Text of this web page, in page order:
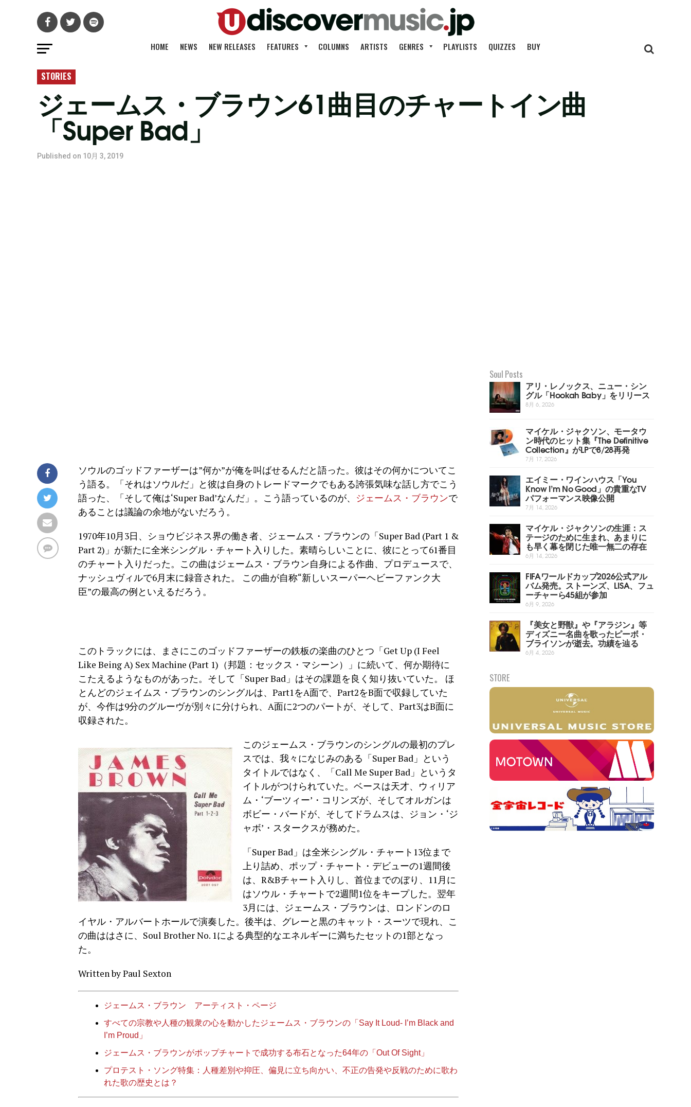
HOME NEWS NEW RELEASES FEATURES COLUMNS ARTISTS GENRES PLAYLISTS QUIZZES BUY
STORIES
ジェームス・ブラウン61曲目のチャートイン曲
「Super Bad」
Published on 10月 3, 2019
ソウルのゴッドファーザーは”何か”が俺を叫ばせるんだと語った。彼はその何かについてこ
う語る。「それはソウルだ」と彼は自身のトレードマークでもある誇張気味な話し方でこう
語った、「そして俺は‘Super Bad’なんだ」。こう語っているのが、 ジェームス・ブラウンで
あることは議論の余地がないだろう。
1970年10月3日、ショウビジネス界の働き者、ジェームス・ブラウンの「Super Bad (Part 1 &
Part 2)」が新たに全米シングル・チャート入りした。素晴らしいことに、彼にとって61番目
のチャート入りだった。この曲はジェームス・ブラウン自身による作曲、プロデュースで、
ナッシュヴィルで6月末に録音された。 この曲が自称“新しいスーパーヘビーファンク大
臣”の最高の例といえるだろう。
このトラックには、まさにこのゴッドファーザーの鉄板の楽曲のひとつ「Get Up (I Feel
Like Being A) Sex Machine (Part 1)（邦題：セックス・マシーン）」に続いて、何か期待に
こたえるようなものがあった。そして「Super Bad」はその課題を良く知り抜いていた。 ほ
とんどのジェイムス・ブラウンのシングルは、Part1をA面で、Part2をB面で収録していた
が、今作は9分のグルーヴが別々に分けられ、A面に2つのパートが、そして、Part3はB面に
収録された。
このジェームス・ブラウンのシングルの最初のプレ
スでは、我々になじみのある「Super Bad」という
タイトルではなく、「Call Me Super Bad」というタ
イトルがつけられていた。ベースは天才、ウィリア
ム・‘ブーツィー’・コリンズが、そしてオルガンは
ボビー・バードが、そしてドラムスは、ジョン・‘ジ
ャボ’・スタークスが務めた。
「Super Bad」は全米シングル・チャート13位まで
上り詰め、ポップ・チャート・デビューの1週間後
は、R&Bチャート入りし、首位までのぼり、11月に
はソウル・チャートで2週間1位をキープした。翌年
3月には、ジェームス・ブラウンは、ロンドンのロ
イヤル・アルバートホールで演奏した。後半は、グレーと黒のキャット・スーツで現れ、こ
の曲ははさに、Soul Brother No. 1による典型的なエネルギーに満ちたセットの1部となっ
た。
Written by Paul Sexton
ジェームス・ブラウン アーティスト・ページ
すべての宗教や人種の観衆の心を動かしたジェームス・ブラウンの「Say It Loud- I’m Black and
I’m Proud」
ジェームス・ブラウンがポップチャートで成功する布石となった64年の「Out Of Sight」
プロテスト・ソング特集：人種差別や抑圧、偏見に立ち向かい、不正の告発や反戦のために歌わ
れた歌の歴史とは？
Soul Posts
アリ・レノックス、ニュー・シン
グル「Hookah Baby」をリリース
8月 6, 2026
マイケル・ジャクソン、モータウ
ン時代のヒット集『The Definitive
Collection』がLPで8/28再発
7月 17, 2026
エイミー・ワインハウス「You
Know I’m No Good」の貴重なTV
パフォーマンス映像公開
7月 14, 2026
マイケル・ジャクソンの生涯：ス
テージのために生まれ、あまりに
も早く幕を閉じた唯一無二の存在
6月 14, 2026
FIFAワールドカップ2026公式アル
バム発売。ストーンズ、LISA、フュ
ーチャーら45組が参加
6月 9, 2026
『美女と野獣』や『アラジン』等
ディズニー名曲を歌ったピーボ・
ブライソンが逝去。功績を辿る
6月 4, 2026
STORE